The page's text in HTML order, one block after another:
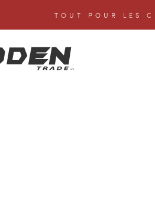
TOUT POUR LES